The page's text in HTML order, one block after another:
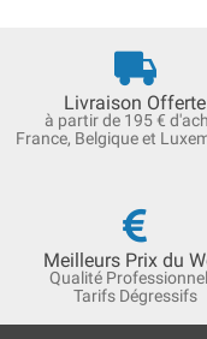
Livraison Offerte
à partir de 195 €
France, Belgique et
Meilleurs Prix du
Qualité
Tarifs Dégressifs